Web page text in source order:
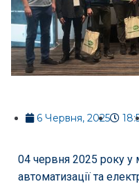
6 Червня, 2025
04 червня 2025 року у
автоматизації та